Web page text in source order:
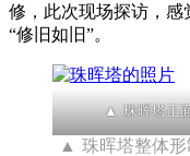
修，此次现场探访，感
“修旧如旧”。
珠晖塔正
珠晖塔整体